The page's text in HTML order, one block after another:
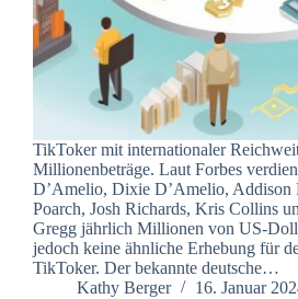
TikToker mit internationaler
Millionenbeträge. Laut Forbes
D’Amelio, Dixie D’Amelio, Addison
Poarch, Josh Richards, Kris Collins
Gregg jährlich Millionen von US-
jedoch keine ähnliche Erhebung für
TikToker. Der bekannte deutsche…
Kathy Berger
16. Januar